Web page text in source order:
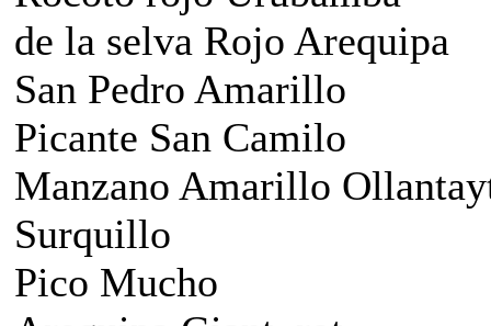
de la selva Rojo Arequipa
San Pedro Amarillo
Picante San Camilo
Manzano Amarillo
Surquillo
Pico Mucho